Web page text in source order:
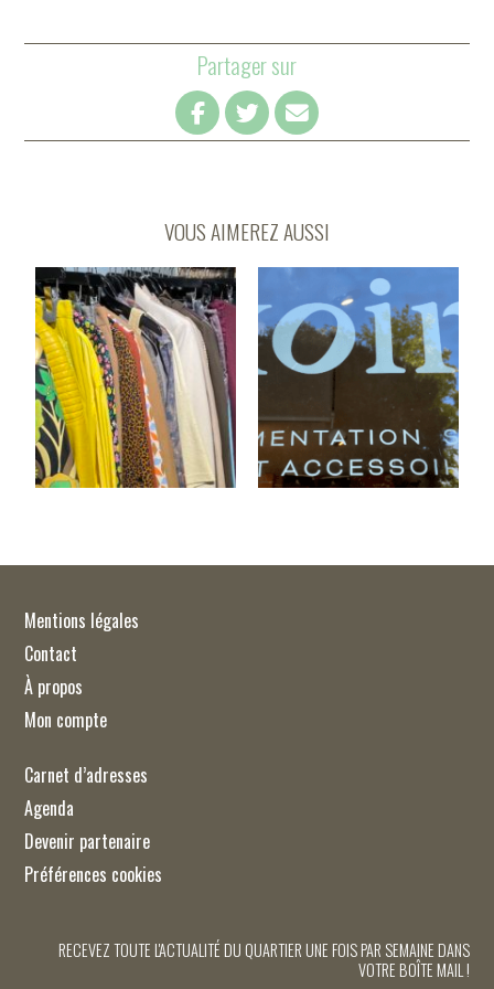
Partager sur
VOUS AIMEREZ AUSSI
Mentions légales
Contact
À propos
Mon compte
Carnet d’adresses
Agenda
Devenir partenaire
Préférences cookies
RECEVEZ TOUTE L'ACTUALITÉ DU QUARTIER UNE FOIS PAR SEMAINE DANS
VOTRE BOÎTE MAIL !